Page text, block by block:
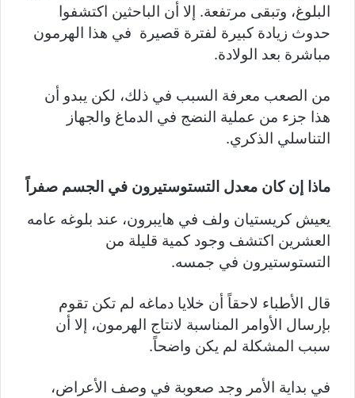
البلوغ، وتبقى مرتفعة. إلا أن الباحثين اكتشفوا
حدوث زيادة كبيرة لفترة قصيرة في هذا الهرمون
مباشرة بعد الولادة.
من الصعب معرفة السبب في ذلك، لكن يبدو أن
هذا جزء من عملية النضج في الدماغ والجهاز
التناسلي الذكري.
ماذا إن كان معدل التستوستيرون في الجسم صفراً
يعيش كريستيان ولف في هايبرون، عند بلوغه عامه
العشرين اكتشف وجود كمية قليلة من
التستوستيرون في جمسه.
قال الأطباء لاحقاً أن خلايا دماغه لم تكن تقوم
بإرسال الأوامر المناسبة لانتاج الهرمون، إلا أن
سبب المشكلة لم يكن واضحاً.
في بداية الأمر وجد صعوبة في وصف الأعراض،